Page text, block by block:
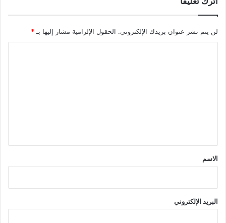
لن يتم نشر عنوان بريدك الإلكتروني. الحقول الإلزامية مشار إليها بـ *
*
الاسم
البريد الإلكتروني